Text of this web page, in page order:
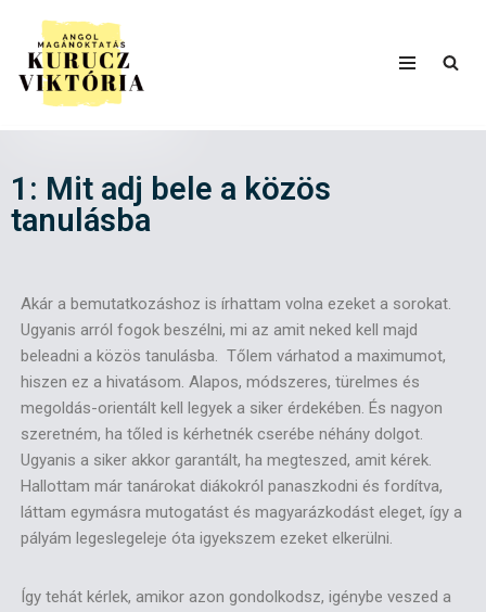
Skip
to
content
1: Mit adj bele a közös
tanulásba
Akár a bemutatkozáshoz is írhattam volna ezeket a sorokat.
Ugyanis arról fogok beszélni, mi az amit neked kell majd
beleadni a közös tanulásba. Tőlem várhatod a maximumot,
hiszen ez a hivatásom. Alapos, módszeres, türelmes és
megoldás-orientált kell legyek a siker érdekében. És nagyon
szeretném, ha tőled is kérhetnék cserébe néhány dolgot.
Ugyanis a siker akkor garantált, ha megteszed, amit kérek.
Hallottam már tanárokat diákokról panaszkodni és fordítva,
láttam egymásra mutogatást és magyarázkodást eleget, így a
pályám legeslegeleje óta igyekszem ezeket elkerülni.
Így tehát kérlek, amikor azon gondolkodsz, igénybe veszed a